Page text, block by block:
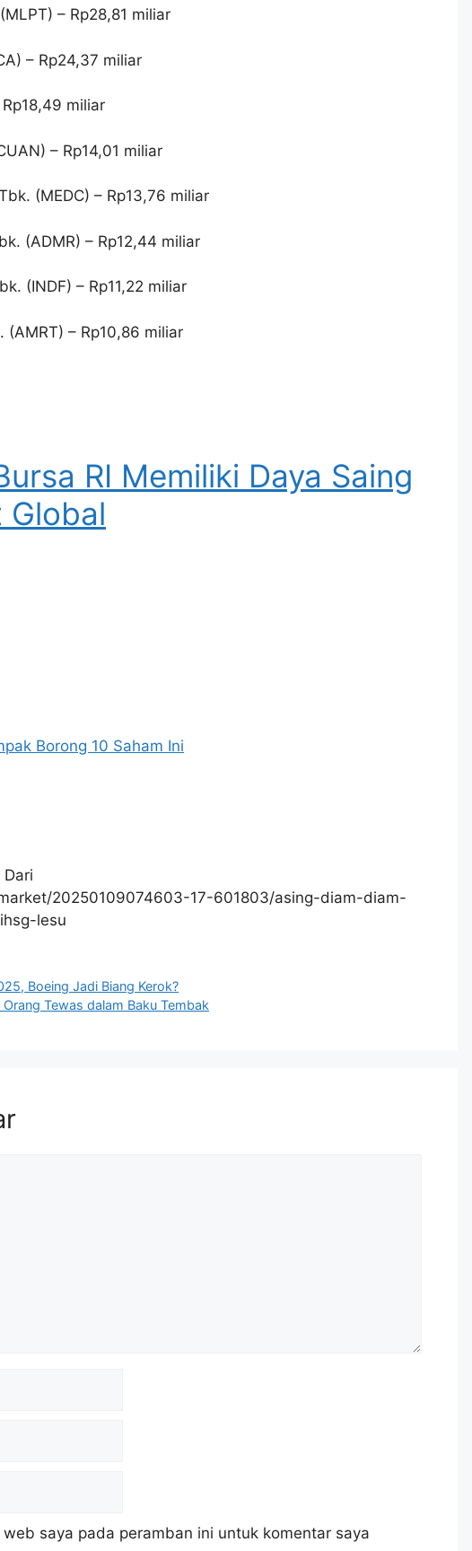
– Rp28,81 miliar
– Rp24,37 miliar
miliar
– Rp14,01 miliar
(MEDC) – Rp13,76 miliar
(ADMR) – Rp12,44 miliar
(INDF) – Rp11,22 miliar
(AMRT) – Rp10,86 miliar
RI Memiliki Daya Saing
Global
Borong 10 Saham Ini
20250109074603-17-601803/asing-diam-diam-
lesu
Boeing Jadi Biang Kerok?
Tewas dalam Baku Tembak
saya pada peramban ini untuk komentar saya